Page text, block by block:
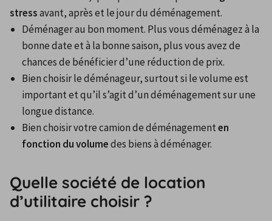
stress avant, après et le jour du déménagement.
Déménager au bon moment. Plus vous déménagez à la
bonne date et à la bonne saison, plus vous avez de
chances de bénéficier d’une réduction de prix.
Bien choisir le déménageur, surtout si le volume est
important et qu’il s’agit d’un déménagement sur une
longue distance.
Bien choisir votre camion de déménagement en
fonction du volume des biens à déménager.
Quelle société de location
d’utilitaire choisir ?